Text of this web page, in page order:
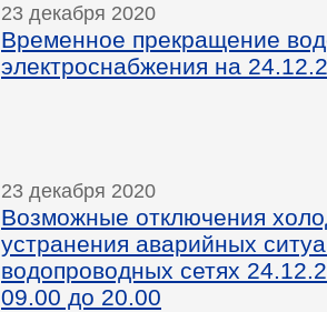
23 декабря 2020
Временное прекращение
электроснабжения на
23 декабря 2020
Возможные отключения
устранения аварийных
водопроводных сетях
09.00 до 20.00